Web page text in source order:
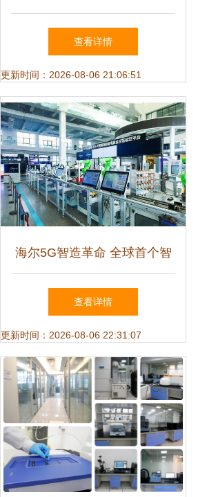
量发展 技术服务与开发的使
命与实践
查看详情
更新时间：2026-08-06 21:06:51
海尔5G智造革命 全球首个智
能互联工厂如何重新定义未来
制造
查看详情
更新时间：2026-08-06 22:31:07